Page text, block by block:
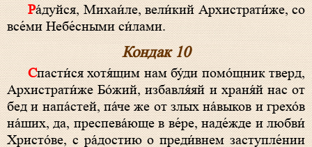
Ра́­дуй­ся, Михаи́ле, ве­ли́­кий Архистрати́же, со
все́­ми Небе́сными си́лами.
Кондак 10
Спас­ти́­ся хотя́щим нам бу́­ди помо́щник тверд,
Архистрати́же Бо́­жий, избавля́яй и храня́й нас от
бед и на­па́с­тей, па́­че же от злых на́выков и гре­хо́в
на́­ших, да, преспева́юще в ве́­ре, на­де́ж­де и любви́
Христо́ве, с ра́­дос­тию о преди́внем заступле́нии